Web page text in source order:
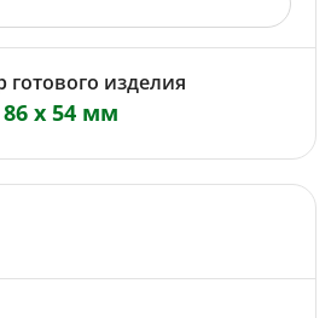
готового изделия
86 x 54 мм